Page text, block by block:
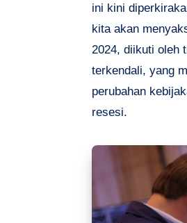
ini kini
kita akan
2024, diikuti oleh
terkendali, yang
perubahan
resesi.